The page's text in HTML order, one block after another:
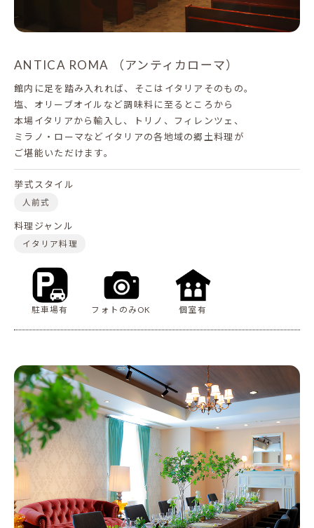
ANTICA ROMA （アンティカローマ）
館内に足を踏み入れれば、そこはイタリアそのもの。
塩、オリーブオイルなど調味料に至るところから
本場イタリアから輸入し、トリノ、フィレンツェ、
ミラノ・ローマなどイタリアの各地域の郷土料理が
ご堪能いただけます。
挙式スタイル
人前式
料理ジャンル
イタリア料理
駐車場有 フォトのみOK 個室有